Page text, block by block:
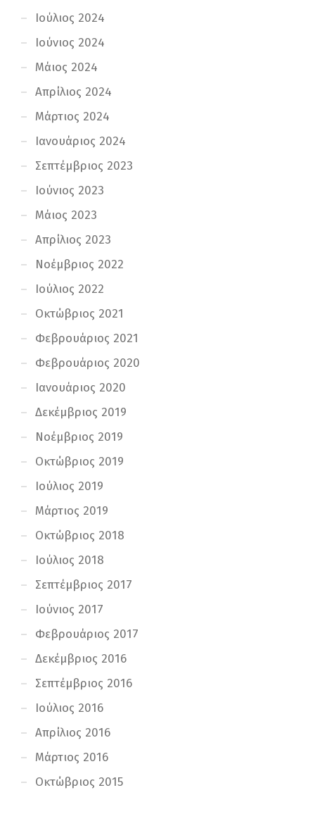
Ιούλιος 2024
Ιούνιος 2024
Μάιος 2024
Απρίλιος 2024
Μάρτιος 2024
Ιανουάριος 2024
Σεπτέμβριος 2023
Ιούνιος 2023
Μάιος 2023
Απρίλιος 2023
Νοέμβριος 2022
Ιούλιος 2022
Οκτώβριος 2021
Φεβρουάριος 2021
Φεβρουάριος 2020
Ιανουάριος 2020
Δεκέμβριος 2019
Νοέμβριος 2019
Οκτώβριος 2019
Ιούλιος 2019
Μάρτιος 2019
Οκτώβριος 2018
Ιούλιος 2018
Σεπτέμβριος 2017
Ιούνιος 2017
Φεβρουάριος 2017
Δεκέμβριος 2016
Σεπτέμβριος 2016
Ιούλιος 2016
Απρίλιος 2016
Μάρτιος 2016
Οκτώβριος 2015